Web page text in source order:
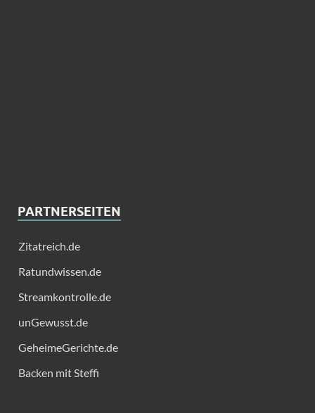
PARTNERSEITEN
Zitatreich.de
Ratundwissen.de
Streamkontrolle.de
unGewusst.de
GeheimeGerichte.de
Backen mit Steffi